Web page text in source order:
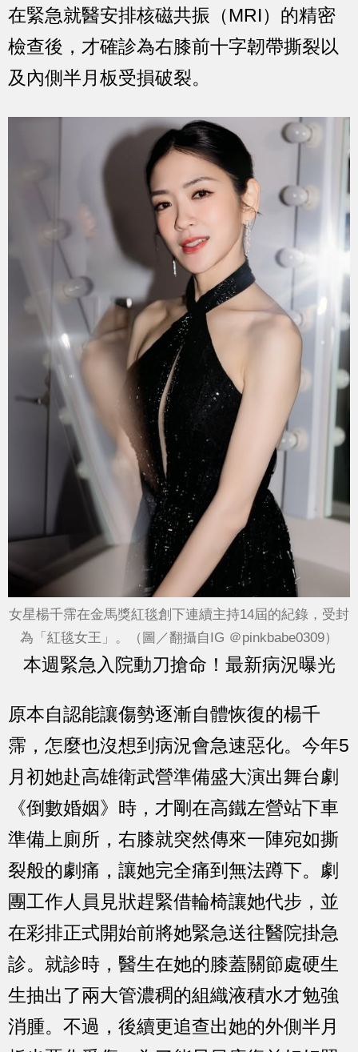
在緊急就醫安排核磁共振（MRI）的精密
檢查後，才確診為右膝前十字韌帶撕裂以
及內側半月板受損破裂。
女星楊千霈在金馬獎紅毯創下連續主持14屆的紀錄，受封
為「紅毯女王」。（圖／翻攝自IG ＠pinkbabe0309）
本週緊急入院動刀搶命！最新病況曝光
原本自認能讓傷勢逐漸自體恢復的楊千
霈，怎麼也沒想到病況會急速惡化。今年5
月初她赴高雄衛武營準備盛大演出舞台劇
《倒數婚姻》時，才剛在高鐵左營站下車
準備上廁所，右膝就突然傳來一陣宛如撕
裂般的劇痛，讓她完全痛到無法蹲下。劇
團工作人員見狀趕緊借輪椅讓她代步，並
在彩排正式開始前將她緊急送往醫院掛急
診。就診時，醫生在她的膝蓋關節處硬生
生抽出了兩大管濃稠的組織液積水才勉強
消腫。不過，後續更追查出她的外側半月